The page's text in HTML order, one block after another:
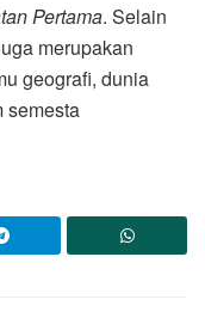
Pertama. Selain
merupakan
geografi, dunia
semesta